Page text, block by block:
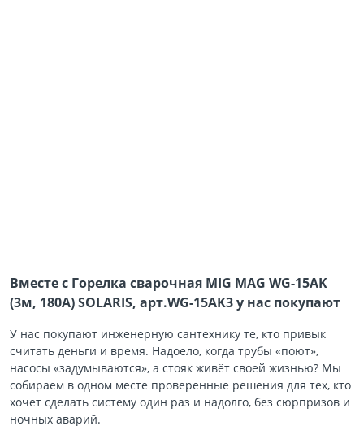
Вместе с Горелка сварочная MIG MAG WG-15AK
(3м, 180А) SOLARIS, арт.WG-15AK3 у нас покупают
У нас покупают инженерную сантехнику те, кто привык
считать деньги и время. Надоело, когда трубы «поют»,
насосы «задумываются», а стояк живёт своей жизнью? Мы
собираем в одном месте проверенные решения для тех, кто
хочет сделать систему один раз и надолго, без сюрпризов и
ночных аварий.